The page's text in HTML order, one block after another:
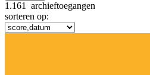
1.161 archieftoegangen
sorteren op: